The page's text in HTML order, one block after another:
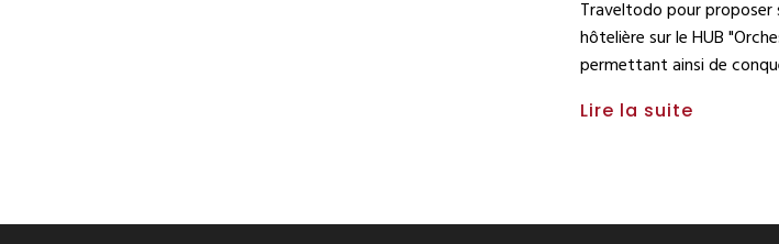
Traveltodo pour
hôtelière sur le HUB
permettant ainsi de
Lire la suite